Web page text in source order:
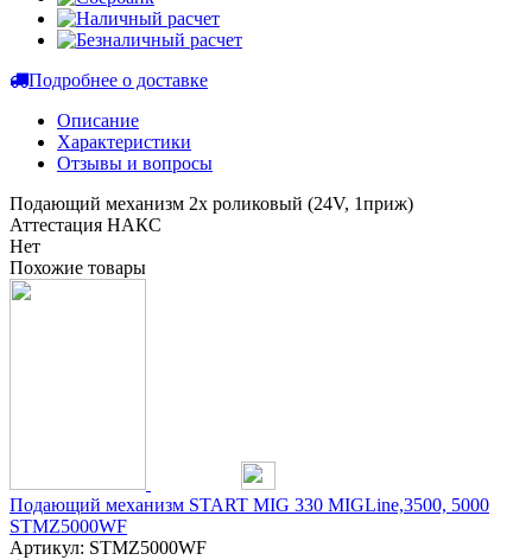
Подробнее о доставке
Описание
Характеристики
Отзывы и вопросы
Подающий механизм 2х роликовый (24V, 1приж)
Аттестация НАКС
Нет
Похожие товары
Подающий механизм START MIG 330 MIGLine,3500, 5000
STMZ5000WF
Артикул: STMZ5000WF